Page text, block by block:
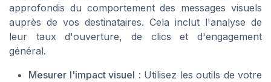
approfondis du comportement des messages visuels
auprès de vos destinataires. Cela inclut l'analyse de
leur taux d'ouverture, de clics et d'engagement
général.
Mesurer l'impact visuel : Utilisez les outils de votre